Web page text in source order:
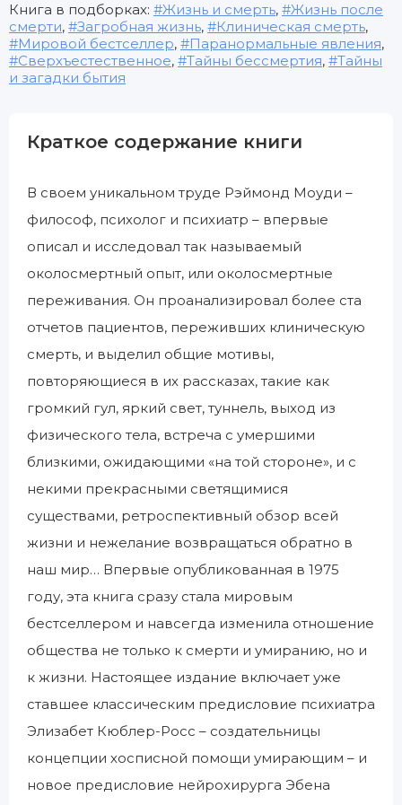
Книга в подборках: Жизнь и смерть,
Жизнь после
смерти, Загробная жизнь, Клиническая смерть,
Мировой бестселлер, Паранормальные явления,
Сверхъестественное, Тайны бессмертия,
Тайны
и загадки бытия
Краткое содержание книги
В своем уникальном труде Рэймонд Моуди –
философ, психолог и психиатр – впервые
описал и исследовал так называемый
околосмертный опыт, или околосмертные
переживания. Он проанализировал более ста
отчетов пациентов, переживших клиническую
смерть, и выделил общие мотивы,
повторяющиеся в их рассказах, такие как
громкий гул, яркий свет, туннель, выход из
физического тела, встреча с умершими
близкими, ожидающими «на той стороне», и с
некими прекрасными светящимися
существами, ретроспективный обзор всей
жизни и нежелание возвращаться обратно в
наш мир… Впервые опубликованная в 1975
году, эта книга сразу стала мировым
бестселлером и навсегда изменила отношение
общества не только к смерти и умиранию, но и
к жизни. Настоящее издание включает уже
ставшее классическим предисловие психиатра
Элизабет Кюблер-Росс – создательницы
концепции хосписной помощи умирающим – и
новое предисловие нейрохирурга Эбена